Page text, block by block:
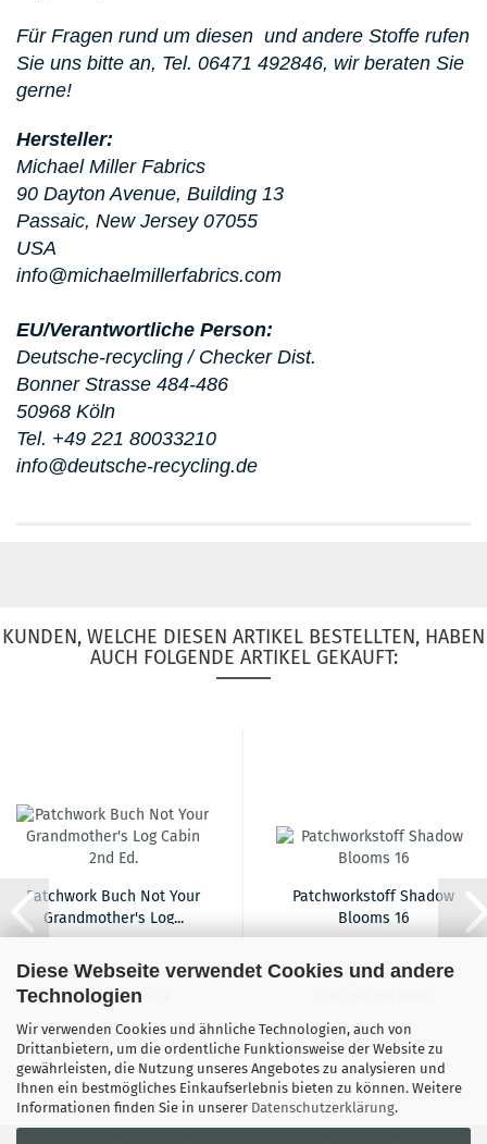
Diese Webseite verwendet Cookies und andere
Technologien
Wir verwenden Cookies und ähnliche Technologien, auch von
Drittanbietern, um die ordentliche Funktionsweise der Website zu
gewährleisten, die Nutzung unseres Angebotes zu analysieren und
Ihnen ein bestmögliches Einkaufserlebnis bieten zu können. Weitere
Informationen finden Sie in unserer Datenschutzerklärung.
Für Fragen rund um diesen und andere Stoffe rufen
Sie uns bitte an, Tel. 06471 492846, wir beraten Sie
gerne!
Hersteller:
Michael Miller Fabrics
90 Dayton Avenue, Building 13
Passaic, New Jersey 07055
USA
info@michaelmillerfabrics.com
EU/Verantwortliche Person:
Deutsche-recycling / Checker Dist.
Bonner Strasse 484-486
50968 Köln
Tel. +49 221 80033210
info@deutsche-recycling.de
KUNDEN, WELCHE DIESEN ARTIKEL BESTELLTEN, HABEN
AUCH FOLGENDE ARTIKEL GEKAUFT:
Patchwork Buch Not Your
Grandmother's Log...
29,95 EUR
29,95 EUR pro Stück
Patchworkstoff Shadow
Blooms 16
18,90 EUR